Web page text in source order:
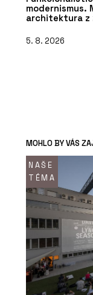
modernismus.
architektura
5. 8. 2026
MOHLO BY VÁS
NAŠE
TÉMA